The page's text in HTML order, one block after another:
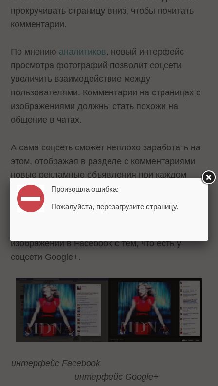
прокручивать страницу вниз, чтобы почитать
комментарии.
По мнению аналитиков, новый интерфейс
просмотра фотографий позволит соцсети
увеличить взаимодействие между
пользователями. Комментарии на страницах с
изображениями должны стать похожи на
общение в чатах.
А сама соцсеть сможет неплохо заработать на
этом, отображая в разделе с комментариями
новые рекламные объявления при каждом
обновлении изображения.
изображений в Facebook с тем, что есть у
соцсети Google+.
интерфейс Facebook
интерфейс Google+
Произошла ошибка:
Пожалуйста, перезагрузите страницу.